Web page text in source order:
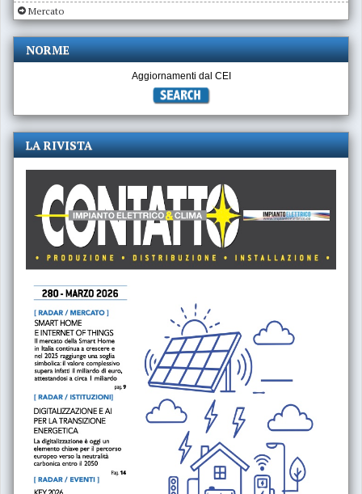
Mercato
NORME
Aggiornamenti dal CEI
LA RIVISTA